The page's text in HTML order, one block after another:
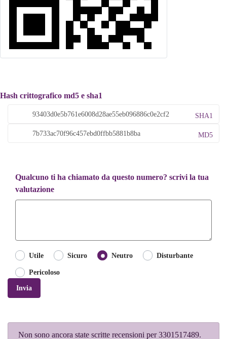
Hash crittografico md5 e sha1
SHA1
MD5
Qualcuno ti ha chiamato da questo numero? scrivi la tua
valutazione
Utile Sicuro Neutro Disturbante
Pericoloso
Invia
Non sono ancora state scritte recensioni per 3301517489.